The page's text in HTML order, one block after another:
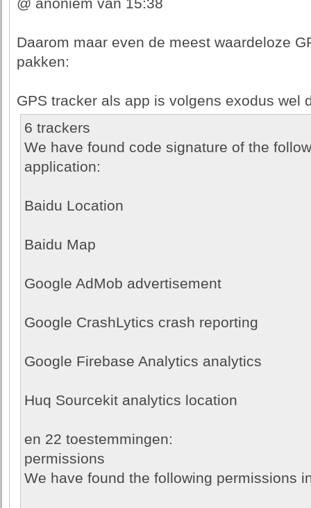
@ anoniem van 15:38
Daarom maar even de meest waardeloze
pakken:
GPS tracker als app is volgens exodus wel
6 trackers
We have found code signature of the
application:
Baidu Location
Baidu Map
Google AdMob advertisement
Google CrashLytics crash reporting
Google Firebase Analytics analytics
Huq Sourcekit analytics location
en 22 toestemmingen:
permissions
We have found the following permissions